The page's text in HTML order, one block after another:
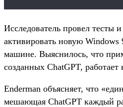
Исследователь провел тесты
активировать новую Windows
машине. Выяснилось, что
созданных ChatGPT, работает
Enderman объясняет, что
мешающая ChatGPT каждый